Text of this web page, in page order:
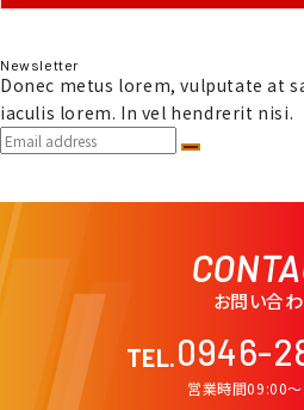
Newsletter
Donec metus lorem, vulputate at
iaculis lorem. In vel hendrerit nisi.
お問い合
TEL.0946-
営業時間09:00〜